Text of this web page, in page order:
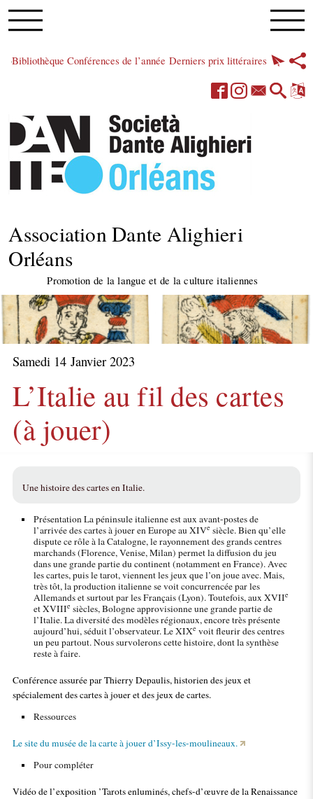
Bibliothèque Conférences de l’année Derniers prix littéraires
Association Dante Alighieri
Orléans
Promotion de la langue et de la culture italiennes
Samedi 14 Janvier 2023
L’Italie au fil des cartes
(à jouer)
Une histoire des cartes en Italie.
Présentation La péninsule italienne est aux avant-postes de
l’arrivée des cartes à jouer en Europe au XIVe siècle. Bien qu’elle
dispute ce rôle à la Catalogne, le rayonnement des grands centres
marchands (Florence, Venise, Milan) permet la diffusion du jeu
dans une grande partie du continent (notamment en France). Avec
les cartes, puis le tarot, viennent les jeux que l’on joue avec. Mais,
très tôt, la production italienne se voit concurrencée par les
Allemands et surtout par les Français (Lyon). Toutefois, aux XVIIe
et XVIIIe siècles, Bologne approvisionne une grande partie de
l’Italie. La diversité des modèles régionaux, encore très présente
aujourd’hui, séduit l’observateur. Le XIXe voit fleurir des centres
un peu partout. Nous survolerons cette histoire, dont la synthèse
reste à faire.
Conférence assurée par Thierry Depaulis, historien des jeux et
spécialement des cartes à jouer et des jeux de cartes.
Ressources
Le site du musée de la carte à jouer d’Issy-les-moulineaux.
Pour compléter
Vidéo de l’exposition ’Tarots enluminés, chefs-d’œuvre de la Renaissance